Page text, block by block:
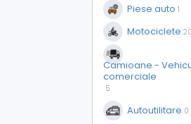
Piese auto 1
Motociclete 20
Camioane -
comerciale
5
Autoutilitare 0